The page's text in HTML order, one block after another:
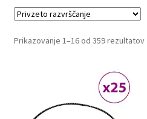
Prikazovanje 1–16 od 359 rezultatov